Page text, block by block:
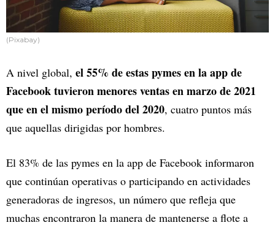
(Pixabay)
A nivel global, el 55% de estas pymes en la app de
Facebook tuvieron menores ventas en marzo de 2021
que en el mismo período del 2020, cuatro puntos más
que aquellas dirigidas por hombres.
El 83% de las pymes en la app de Facebook informaron
que continúan operativas o participando en actividades
generadoras de ingresos, un número que refleja que
muchas encontraron la manera de mantenerse a flote a